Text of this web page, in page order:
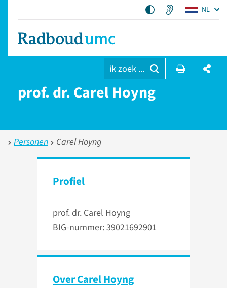
NL
ik zoek ...
prof. dr. Carel Hoyng
Personen Carel Hoyng
Profiel
prof. dr. Carel Hoyng
BIG-nummer: 39021692901
Over Carel Hoyng